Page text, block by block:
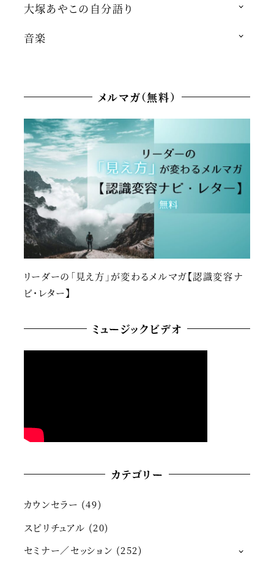
大塚あやこの自分語り
音楽
メルマガ（無料）
リーダーの「見え方」が変わるメルマガ【認識変容ナ
ビ・レター】
ミュージックビデオ
カテゴリー
カウンセラー (49)
スピリチュアル (20)
セミナー／セッション (252)